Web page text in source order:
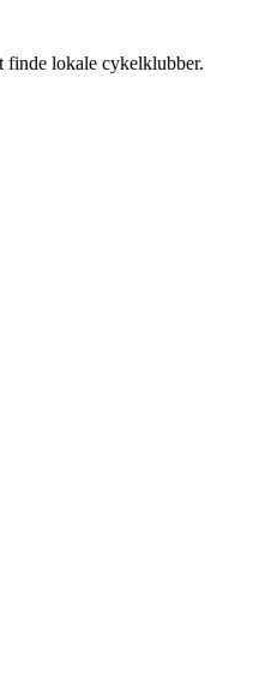
finde lokale cykelklubber.